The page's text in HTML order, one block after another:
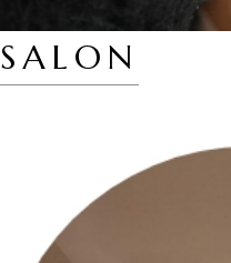
SALON